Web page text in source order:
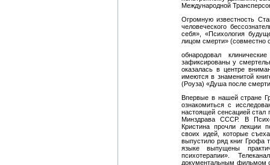
Международной
Огромную известность
человеческого
себя», «Психология
лицом смерти» (совместно
обнародовал
зафиксированы у
оказалась в центре
имеются в знаменитой
(Роуза) «Душа после
Впервые в нашей стране
ознакомиться с
настоящей сенсацией стал
Минздрава СССР. В
Кристина прочли лекции
своих идей, которые
выпустило ряд книг Грофа
языке выпущены
психотерапии».
документальным фильмом о